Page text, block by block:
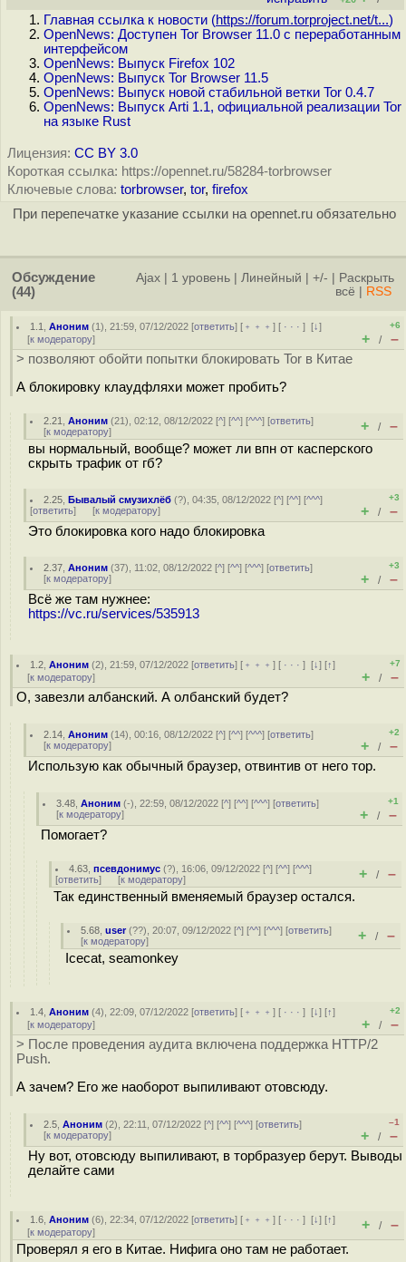
Главная ссылка к новости (https://forum.torproject.net/t...)
OpenNews: Доступен Tor Browser 11.0 с переработанным
интерфейсом
OpenNews: Выпуск Firefox 102
OpenNews: Выпуск Tor Browser 11.5
OpenNews: Выпуск новой стабильной ветки Tor 0.4.7
OpenNews: Выпуск Arti 1.1, официальной реализации Tor
на языке Rust
Лицензия: CC BY 3.0
Короткая ссылка: https://opennet.ru/58284-torbrowser
Ключевые слова: torbrowser, tor, firefox
При перепечатке указание ссылки на opennet.ru обязательно
Обсуждение
(44)
Ajax 1 уровень Линейный +/-
Раскрыть
всё
RSS
1.1 ,Аноним (1), 21:59, 07/12/2022 [ответить] [ ﹢﹢﹢] [ · · ·][↓]
[к модератору]
+6
+ / –
> позволяют обойти попытки блокировать Tor в Китае
А блокировку клаудфляхи может пробить?
2.21 ,Аноним (21), 02:12, 08/12/2022 [^] [^^] [^^^] [ответить]
[к модератору] + / –
вы нормальный, вообще? может ли впн от касперского
скрыть трафик от гб?
2.25 ,Бывалый смузихлёб (?), 04:35, 08/12/2022 [^] [^^] [^^^]
[ответить] [к модератору]
+3
+ / –
Это блокировка кого надо блокировка
2.37 ,Аноним (37), 11:02, 08/12/2022 [^] [^^] [^^^] [ответить]
[к модератору]
+3
+ / –
Всё же там нужнее:
https://vc.ru/services/535913
1.2 ,Аноним (2), 21:59, 07/12/2022 [ответить] [ ﹢﹢﹢] [ · · ·][↓] [↑]
[к модератору]
+7
+ / –
О, завезли албанский. А олбанский будет?
2.14 ,Аноним (14), 00:16, 08/12/2022 [^] [^^] [^^^] [ответить]
[к модератору]
+2
+ / –
Использую как обычный браузер, отвинтив от него тор.
3.48 ,Аноним (-), 22:59, 08/12/2022 [^] [^^] [^^^] [ответить]
[к модератору]
+1
+ / –
Помогает?
4.63 ,псевдонимус (?), 16:06, 09/12/2022 [^] [^^] [^^^]
[ответить] [к модератору] + / –
Так единственный вменяемый браузер остался.
5.68 ,user(??), 20:07, 09/12/2022 [^] [^^] [^^^] [ответить]
[к модератору] + / –
Icecat, seamonkey
1.4 ,Аноним (4), 22:09, 07/12/2022 [ответить] [ ﹢﹢﹢] [ · · ·][↓] [↑]
[к модератору]
+2
+ / –
> После проведения аудита включена поддержка HTTP/2
Push.
А зачем? Его же наоборот выпиливают отовсюду.
2.5 ,Аноним (2), 22:11, 07/12/2022 [^] [^^] [^^^] [ответить]
[к модератору]
–1
+ / –
Ну вот, отовсюду выпиливают, в торбразуер берут. Выводы
делайте сами
1.6 ,Аноним (6), 22:34, 07/12/2022 [ответить] [ ﹢﹢﹢] [ · · ·][↓] [↑]
[к модератору] + / –
Проверял я его в Китае. Нифига оно там не работает.